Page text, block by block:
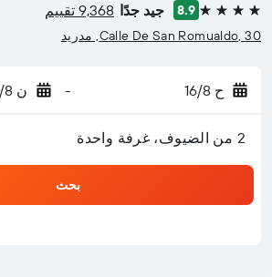
4 نجوم 8.9 جيد جدًا 9,368 تقييم
Calle De San Romualdo, 30, مدريد
ح 16/8 - ن 17/8
2 من الضيوف، غرفة واحدة
بحث